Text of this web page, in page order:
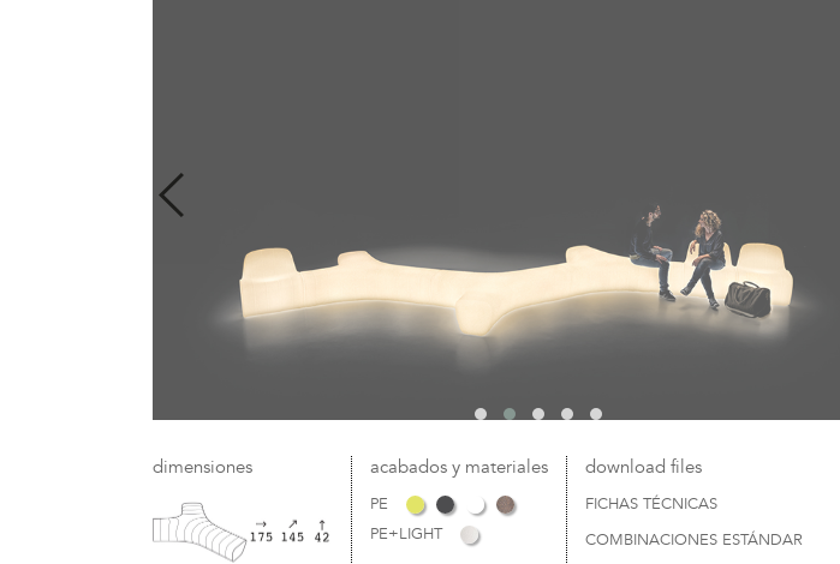
dimensiones acabados y materiales
PE
PE+LIGHT
download files
FICHAS TÉCNICAS
COMBINACIONES ESTÁNDAR